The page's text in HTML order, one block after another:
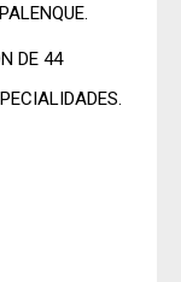
DE 44